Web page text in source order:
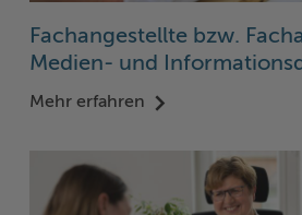
Fachangestellte bzw.
Medien- und
Mehr erfahren